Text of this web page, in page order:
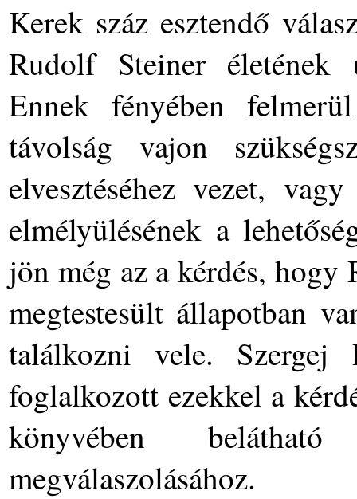
Kerek száz esztendő
Rudolf Steiner életének
Ennek fényében
távolság vajon
elvesztéséhez vezet,
elmélyülésének a
jön még az a kérdés,
megtestesült állapotban
találkozni vele. Szergej
foglalkozott ezekkel a
könyvében
megválaszolásához.